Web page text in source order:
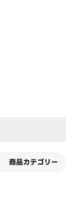
商品カテゴリー